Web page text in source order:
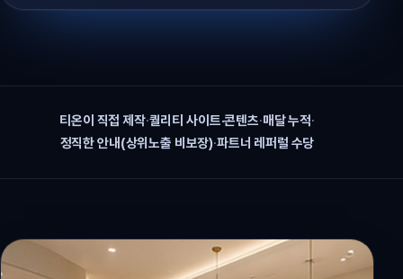
티온이 직접 제작·퀄리티 사이트·콘텐츠·매달 누적·
정직한 안내(상위노출 비보장)·파트너 레퍼럴 수당